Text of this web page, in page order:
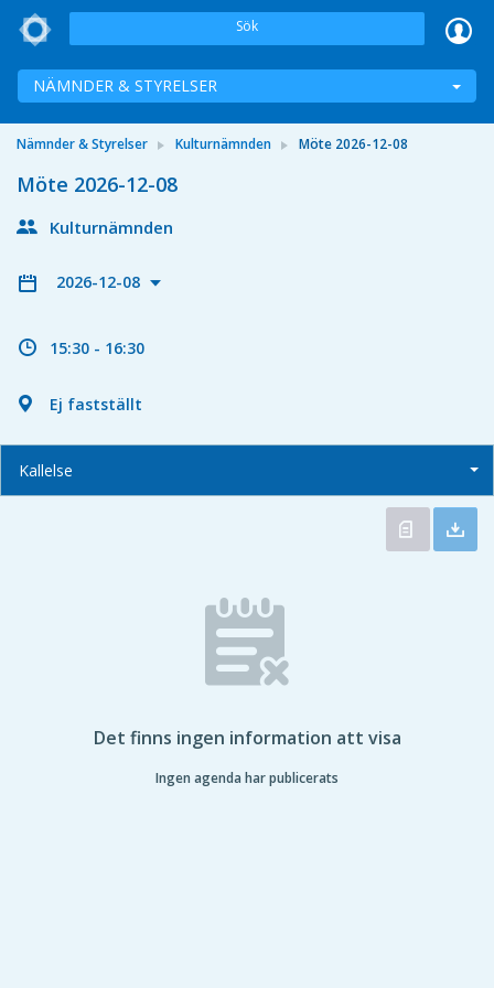
Sök
NÄMNDER & STYRELSER
Nämnder & Styrelser Kulturnämnden Möte 2026-12-08
Möte 2026-12-08
Kulturnämnden
2026-12-08
15:30 - 16:30
Ej fastställt
Kallelse
Det finns ingen information att visa
Ingen agenda har publicerats